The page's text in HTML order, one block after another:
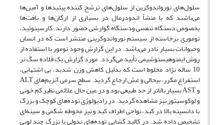
سلول‌های نورواندوکرین از سلول‌های ترشح کننده پپتید‌ها و آمین‌ها
می‌باشند که با منشأ اندودرمال در بسیاری از ارگان‌ها و بافت‌ها
بخصوص دستگاه تنفسی ودستگاه گوارشی حضور دارند. کارسینوئید،
توموری برخاسته از سیستم نورواندوکرینی منتشر است که در انسان
وحیوانات بسیار نادر می‌باشد. در این گزارش وجود تومور با استفاده از
روش ایمنوهیستوشیمی تأیید می‌گردد. مورد گزارش یک قلاده سگ نر
10 ساله نژاد مخلوط است که بدلیل کاهش وزن شدید، بی اشتهایی،
استفراغ مکرر، بیحالی و غش ارجاع گردید. سطح سرمی آنزیم‌های ALT
و AST بسیار بالاتر از حد طبیعی بود و در عین حال علائمی نظیر کم خونی
و لوکوسیتوز نیز مشاهده گردید. در رادیولوژی توده‌های کوچک و بزرگ
با دانسیته بالا در کبد، نواحی اطراف کبد و نیز محوطه شکمی و سینه‌ای
تشخیص داده شد. در کالبد گشایی توده‌های ندولی یا بزرگ چند لوبی